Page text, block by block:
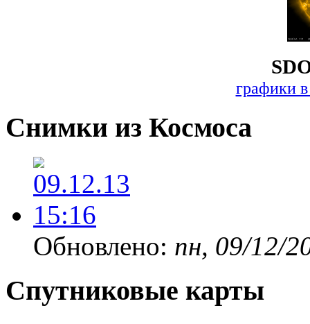
графики
Снимки из Космоса
Обновлено: пн, 09/12/
Спутниковые карты